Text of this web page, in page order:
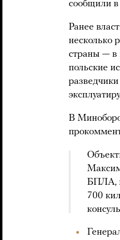
сообщили в
Ранее
несколько
страны — в
польские
В
БПЛА,
700